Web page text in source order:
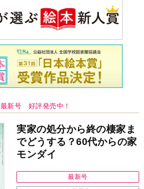
最新号 好評発売中！
実家の処分から終の棲家ま
でどうする？60代からの家
モンダイ
最新号